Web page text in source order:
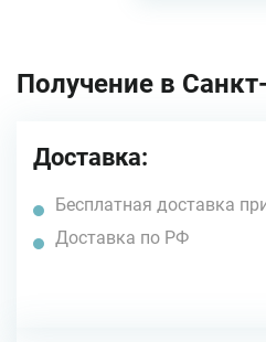
Получение в
Доставка:
Бесплатная доставка
Доставка по РФ